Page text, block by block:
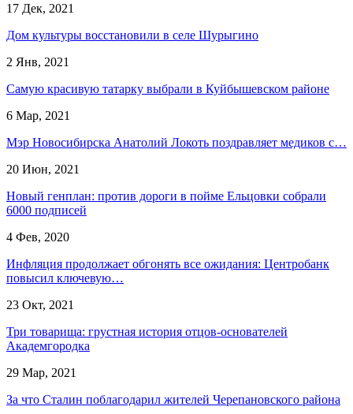
17 Дек, 2021
Дом культуры восстановили в селе Шурыгино
2 Янв, 2021
Самую красивую татарку выбрали в Куйбышевском районе
6 Мар, 2021
Мэр Новосибирска Анатолий Локоть поздравляет медиков с…
20 Июн, 2021
Новый генплан: против дороги в пойме Ельцовки собрали
6000 подписей
4 Фев, 2020
Инфляция продолжает обгонять все ожидания: Центробанк
повысил ключевую…
23 Окт, 2021
Три товарища: грустная история отцов-основателей
Академгородка
29 Мар, 2021
За что Сталин поблагодарил жителей Черепановского района